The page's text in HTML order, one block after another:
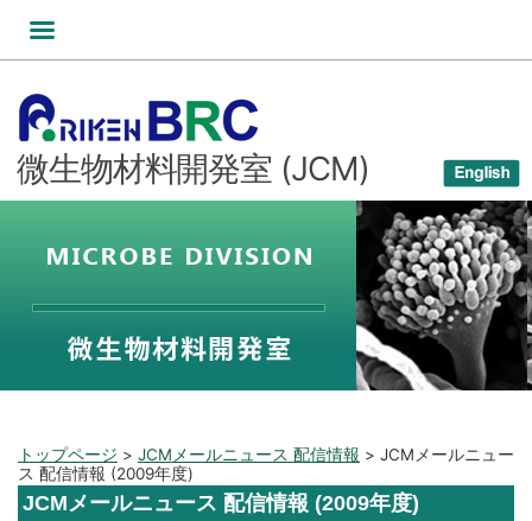
へ
ス
プ
微生物材料開発室 (JCM)
トップページ > JCMメールニュース 配信情報 > JCMメールニュー
ス 配信情報 (2009年度)
JCMメールニュース 配信情報 (2009年度)